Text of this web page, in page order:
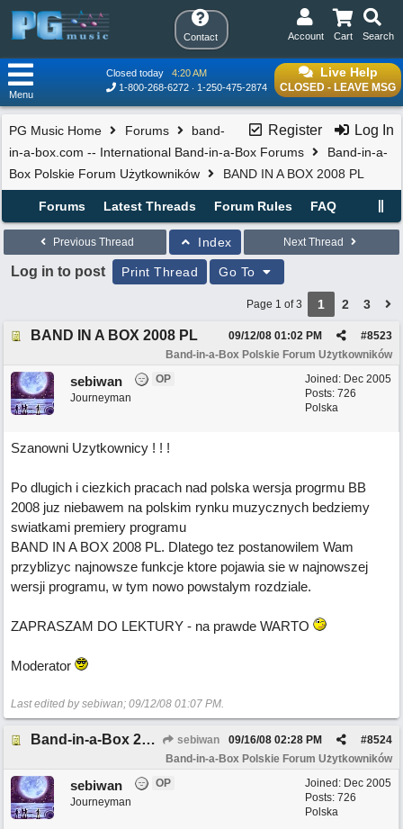
Contact Search
Cart
Account
Live Help
CLOSED - LEAVE MSG
Closed today
4:20 AM
1-800-268-6272
1-250-475-2874
Menu
Register Log In
PG Music Home Forums
band-
in-a-box.com -- International Band-in-a-Box Forums
Band-in-a-
Box Polskie Forum Użytkowników
BAND IN A BOX 2008 PL
Forums Latest Threads Forum Rules FAQ
Previous Thread Index Next Thread
Log in to post Print Thread Go To
Page 1 of 3 1 2 3
BAND IN A BOX 2008 PL #8523
09/12/08 01:02 PM
Band-in-a-Box Polskie Forum Użytkowników
Joined: Dec 2005
Posts: 726
Polska
sebiwan
OP
Journeyman
Szanowni Uzytkownicy ! ! !
Po dlugich i ciezkich pracach nad polska wersja progrmu BB
2008 juz niebawem na polskim rynku muzycznych bedziemy
swiatkami premiery programu
BAND IN A BOX 2008 PL. Dlatego tez postanowilem Wam
przyblizyc najnowsze funkcje ktore pojawia sie w najnowszej
wersji programu, w tym nowo powstalym rozdziale.
ZAPRASZAM DO LEKTURY - na prawde WARTO
Moderator
Last edited by sebiwan; 09/12/08 01:07 PM.
Band-in-a-Box 2008 ma ponad 50 nowych funkcji! sebiwan #8524
09/16/08 02:28 PM
Band-in-a-Box Polskie Forum Użytkowników
Joined: Dec 2005
Posts: 726
Polska
sebiwan
OP
Journeyman